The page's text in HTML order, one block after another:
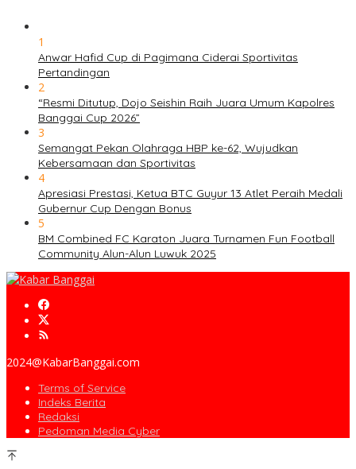
1
Anwar Hafid Cup di Pagimana Ciderai Sportivitas
Pertandingan
2
“Resmi Ditutup, Dojo Seishin Raih Juara Umum Kapolres
Banggai Cup 2026”
3
Semangat Pekan Olahraga HBP ke-62, Wujudkan
Kebersamaan dan Sportivitas
4
Apresiasi Prestasi, Ketua BTC Guyur 13 Atlet Peraih Medali
Gubernur Cup Dengan Bonus
5
BM Combined FC Karaton Juara Turnamen Fun Football
Community Alun-Alun Luwuk 2025
2024@KabarBanggai.com
Terms of Service
Indeks Berita
Redaksi
Pedoman Media Cyber